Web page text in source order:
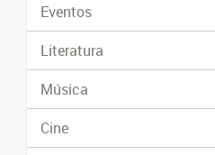
Eventos
Literatura
Música
Cine